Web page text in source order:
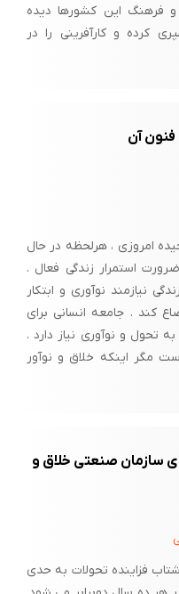
او محور فعالیت
دوست دارد عمل کند نه آن
ساختن گل علاقمند باشیم و
یعنی او یاد می­گیرد که به
بیندیشد. چیزی که دیگران
از فعالیت هدایت انگیزه به
ممکن است این سوال پیش
داشته باشند و ما به دلیل
آنها را تامین کنیم، در این
محدود است.
ببیند و بدون اظهار نظری
متمایل به سوی انگیزه
فرهنگ این کشورها دیده
کرده و کارآفرینی را در
آن
امروزی ، هرلحظه در حال
استمرار زندگی فعال .
نیازمند نوآوری و ابتکار
کند . جامعه انسانی برای
تحول و نوآوری نیاز دارد .
مگر اینکه خلاق و نوآور
سازمان صنعتی خلاق و
فزاینده تحولات به حدی